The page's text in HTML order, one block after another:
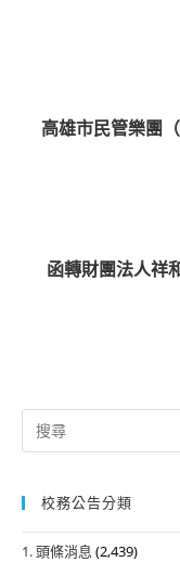
高雄市民管樂團
函轉財團法人祥
Search
for:
校務公告分類
1. 頭條消息 (2,439)